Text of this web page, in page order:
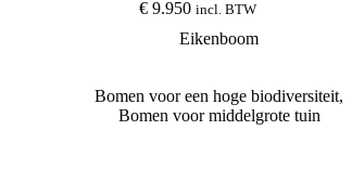
€9.950 incl. BTW
Eikenboom
Bomen voor een hoge biodiversiteit,
Bomen voor middelgrote tuin